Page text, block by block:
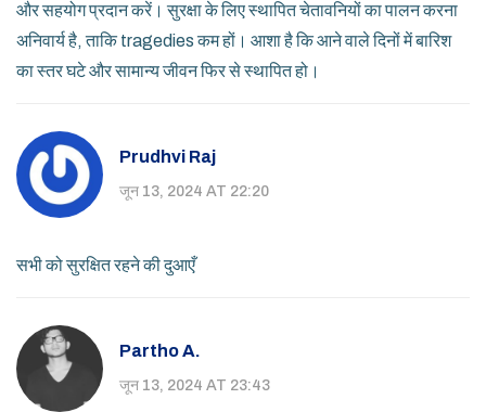
और सहयोग प्रदान करें। सुरक्षा के लिए स्थापित चेतावनियों का पालन करना
अनिवार्य है, ताकि tragedies कम हों। आशा है कि आने वाले दिनों में बारिश
का स्तर घटे और सामान्य जीवन फिर से स्थापित हो।
Prudhvi Raj
जून 13, 2024 AT 22:20
सभी को सुरक्षित रहने की दुआएँ
Partho A.
जून 13, 2024 AT 23:43